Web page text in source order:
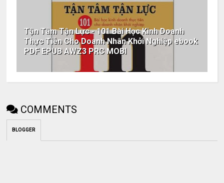
Tận Tâm Tận Lực - 101 Bài Học Kinh Doanh
Thực Tiễn Cho Doanh Nhân Khởi Nghiệp ebook
PDF EPUB AWZ3 PRC MOBI
COMMENTS
BLOGGER